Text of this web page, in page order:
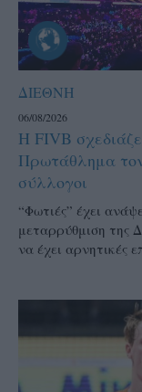
ΔΙΕΘΝΗ
06/08/2026
Η FIVB
Πρωτάθλημα
σύλλογοι
“Φωτιές” έχει
μεταρρύθμιση της
να έχει αρνητικές